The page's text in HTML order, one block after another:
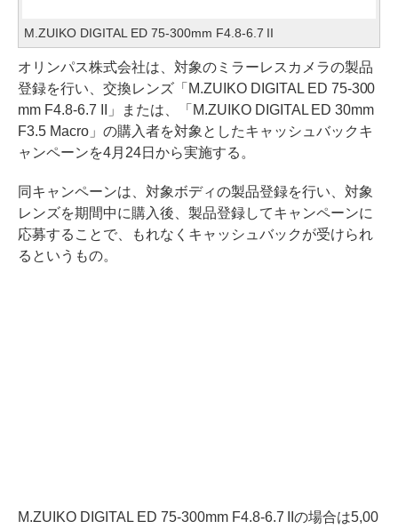
M.ZUIKO DIGITAL ED 75-300mm F4.8-6.7 II
オリンパス株式会社は、対象のミラーレスカメラの製品
登録を行い、交換レンズ「M.ZUIKO DIGITAL ED 75-300
mm F4.8-6.7 II」または、「M.ZUIKO DIGITAL ED 30mm
F3.5 Macro」の購入者を対象としたキャッシュバックキ
ャンペーンを4月24日から実施する。
同キャンペーンは、対象ボディの製品登録を行い、対象
レンズを期間中に購入後、製品登録してキャンペーンに
応募することで、もれなくキャッシュバックが受けられ
るというもの。
M.ZUIKO DIGITAL ED 75-300mm F4.8-6.7 IIの場合は5,00